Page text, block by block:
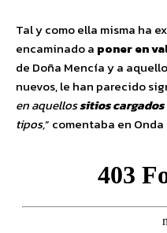
Tal y como ella misma ha
encaminado a poner en
de Doña Mencía y a
nuevos, le han parecido
en aquellossitios
tipos,” comentaba en